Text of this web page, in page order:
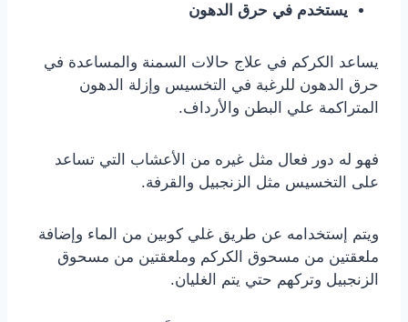
يستخدم في حرق الدهون
يساعد الكركم في علاج حالات السمنة والمساعدة في
حرق الدهون للرغبة في التخسيس وإزلة الدهون
المتراكمة علي البطن والأرداف.
فهو له دور فعال مثل غيره من الأعشاب التي تساعد
على التخسيس مثل الزنجبيل والقرفة.
ويتم إستخدامه عن طريق غلي كوبين من الماء وإضافة
ملعقتين من مسحوق الكركم وملعقتين من مسحوق
الزنجبيل وتركهم حتي يتم الغليان.